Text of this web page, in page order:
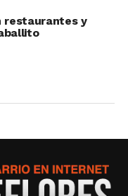
restaurantes y